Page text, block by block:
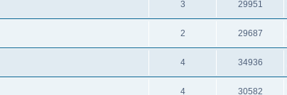
3 29951
2 29687
4 34936
4 30582